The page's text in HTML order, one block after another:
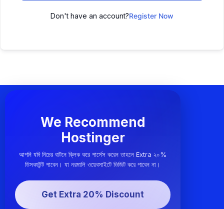
Don't have an account?Register Now
We Recommend
Hostinger
আপনি যদি নিচের বাটনে ক্লিক করে পার্সেস করেন তাহলে Extra ২০%
ডিসকাউন্ট পাবেন। যা নরমালি ওয়েবসাইটে ভিজিট করে পাবেন না।
Get Extra 20% Discount